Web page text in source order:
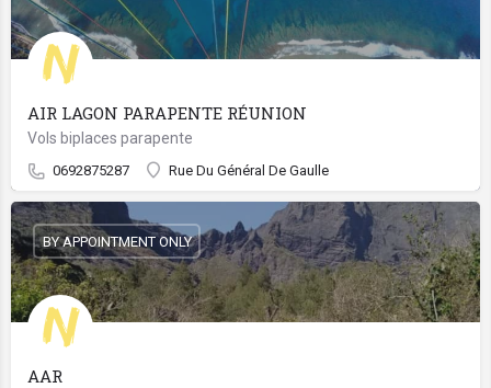
AIR LAGON PARAPENTE RÉUNION
Vols biplaces parapente
0692875287 Rue Du Général De Gaulle
AAR
BY APPOINTMENT ONLY